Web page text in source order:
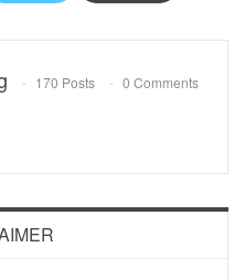
170 Posts 0 Comments